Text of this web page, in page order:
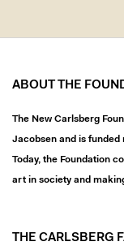
ABOUT THE
The New Carlsberg
Jacobsen and is funded
Today, the Foundation
art in society and
THE CARLSBERG